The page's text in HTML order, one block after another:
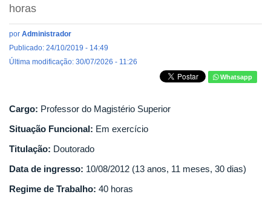
horas
por Administrador
Publicado: 24/10/2019 - 14:49
Última modificação: 30/07/2026 - 11:26
Whatsapp
Cargo: Professor do Magistério Superior
Situação Funcional: Em exercício
Titulação: Doutorado
Data de ingresso: 10/08/2012 (13 anos, 11 meses, 30 dias)
Regime de Trabalho: 40 horas